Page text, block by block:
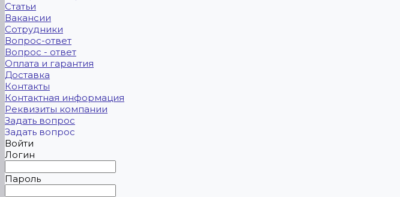
Статьи
Вакансии
Сотрудники
Вопрос-ответ
Вопрос - ответ
Оплата и гарантия
Доставка
Контакты
Контактная информация
Реквизиты компании
Задать вопрос
Задать вопрос
Войти
Логин
Пароль